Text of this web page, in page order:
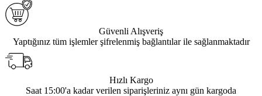
Güvenli Alışveriş
Yaptığınız tüm işlemler şifrelenmiş bağlantılar ile sağlanmaktadır
Hızlı Kargo
Saat 15:00'a kadar verilen siparişleriniz aynı gün kargoda